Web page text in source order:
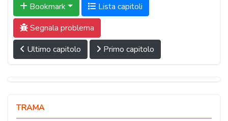
Bookmark
Lista capitoli
Segnala problema
Ultimo capitolo
Primo capitolo
TRAMA